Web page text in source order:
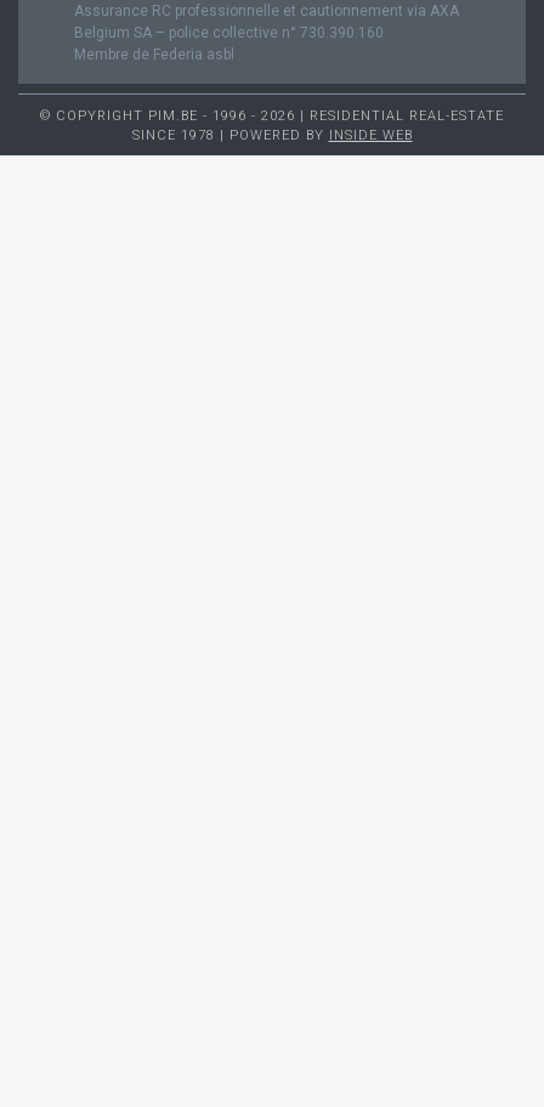
Assurance RC professionnelle et cautionnement via AXA
Belgium SA – police collective n° 730.390.160
Membre de Federia asbl
© COPYRIGHT PIM.BE - 1996 - 2026 | RESIDENTIAL REAL-ESTATE
SINCE 1978 | POWERED BY INSIDE WEB